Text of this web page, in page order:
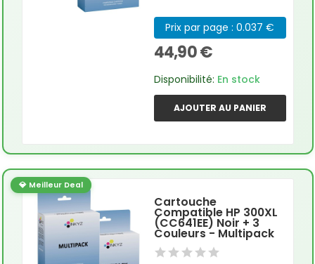
Prix par page : 0.037 €
44,90 €
Disponibilité: En stock
AJOUTER AU PANIER
💎 Meilleur Deal
Cartouche
Compatible HP 300XL
(CC641EE) Noir + 3
Couleurs - Multipack